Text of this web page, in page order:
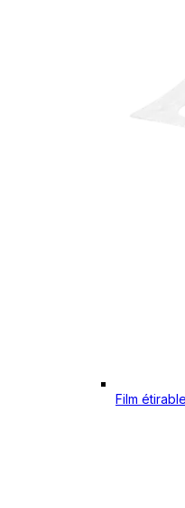
Film